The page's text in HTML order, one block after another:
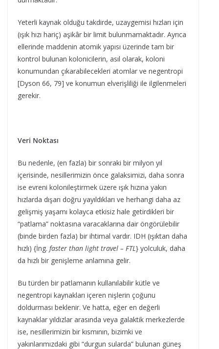
Yeterli kaynak olduğu takdirde, uzaygemisi hızları için
(ışık hızı hariç) aşikâr bir limit bulunmamaktadır. Ayrıca
ellerinde maddenin atomik yapısı üzerinde tam bir
kontrol bulunan kolonicilerin, asıl olarak, koloni
konumundan çıkarabilecekleri atomlar ve negentropi
[Dyson 66, 79] ve konumun elverişliliği ile ilgilenmeleri
gerekir.
Veri Noktası
Bu nedenle, (en fazla) bir sonraki bir milyon yıl
içerisinde, nesillerimizin önce galaksimizi, daha sonra
ise evreni kolonileştirmek üzere ışık hızına yakın
hızlarda dışarı doğru yayıldıkları ve herhangi daha az
gelişmiş yaşamı kolayca etkisiz hale getirdikleri bir
“patlama” noktasına varacaklarına dair öngörülebilir
(binde birden fazla) bir ihtimal vardır. IDH (ışıktan daha
hızlı) {İng. faster than light travel – FTL} yolculuk, daha
da hızlı bir genişleme anlamına gelir.
Bu türden bir patlamanın kullanılabilir kütle ve
negentropi kaynakları içeren nişlerin çoğunu
doldurması beklenir. Ve hatta, eğer en değerli
kaynaklar yıldızlar arasında veya galaktik merkezlerde
ise, nesillerimizin bir kısmının, bizimki ve
yakınlarımızdaki gibi “durgun sularda” bulunan güneş